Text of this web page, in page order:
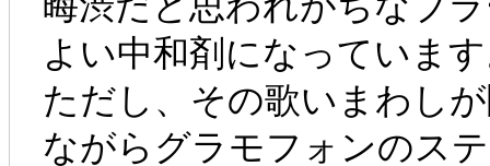
よい中和剤になっていま
ただし、その歌いまわし
ながらグラモフォンのス